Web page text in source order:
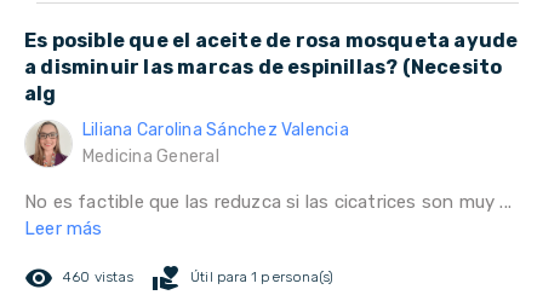
Es posible que el aceite de rosa mosqueta ayude
a disminuir las marcas de espinillas? (Necesito
alg
Liliana Carolina Sánchez Valencia
Medicina General
No es factible que las reduzca si las cicatrices son muy ...
Leer más
remove_red_eye 460 vistas volunteer_activism Útil para 1 persona(s)